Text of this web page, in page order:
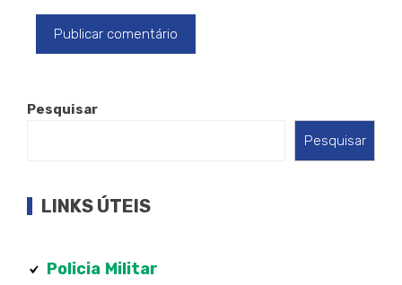
Pesquisar
Pesquisar
LINKS ÚTEIS
Policia Militar